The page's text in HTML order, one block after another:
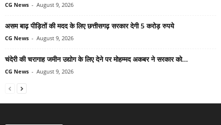
CG News - August 9, 2026
असम बाढ़ पीड़ितों की मदद के लिए छत्तीसगढ़ सरकार देगी 5 करोड़ रुपये
CG News - August 9, 2026
चंदेरी की चरागाह जमीन उद्योग के लिए देने पर मोहम्मद अकबर ने सरकार को...
CG News - August 9, 2026